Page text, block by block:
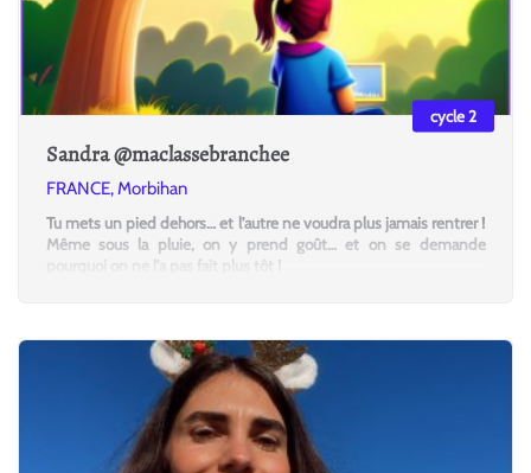
Sandra @maclassebranchee
FRANCE, Morbihan
Tu mets un pied dehors… et l’autre ne voudra plus jamais rentrer !
Même sous la pluie, on y prend goût… et on se demande
pourquoi on ne l’a pas fait plus tôt !
cycle 2